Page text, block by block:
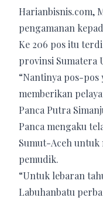
Harianbisnis.com,
pengamanan
Ke 206 pos itu
provinsi Sumatera
“Nantinya pos-
memberikan
Panca Putra
Panca mengaku
Sumut-Aceh
pemudik.
“Untuk lebaran
Labuhanbatu